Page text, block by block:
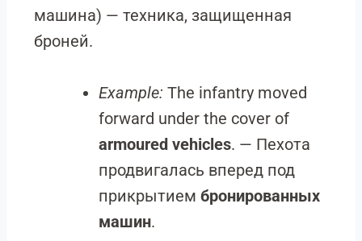
машина) — техника, защищенная
броней.
Example: The infantry moved
forward under the cover of
armoured vehicles. — Пехота
продвигалась вперед под
прикрытием бронированных
машин.